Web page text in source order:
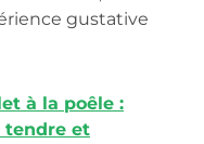
gustative
à la poêle :
tendre et